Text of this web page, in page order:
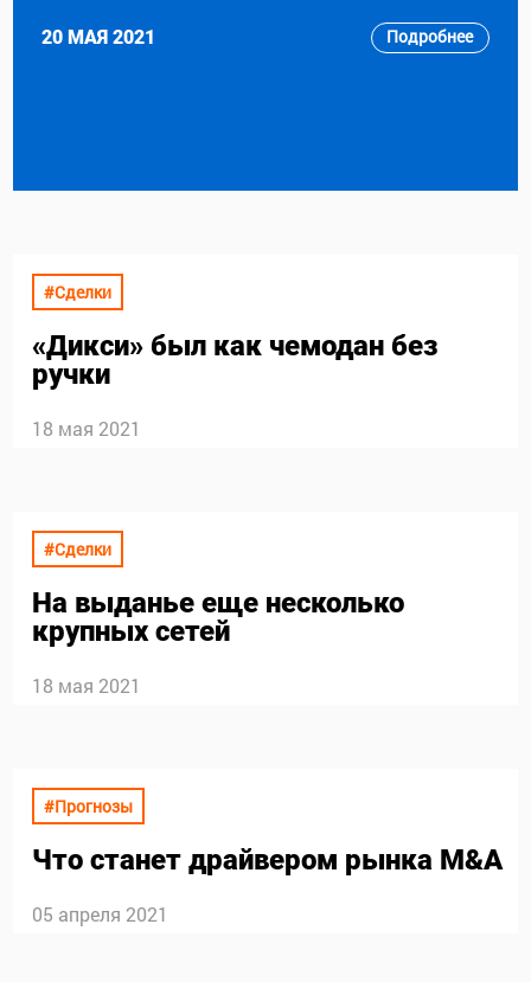
20 МАЯ 2021 Подробнее
#Сделки
«Дикси» был как чемодан без
ручки
18 мая 2021
#Сделки
На выданье еще несколько
крупных сетей
18 мая 2021
#Прогнозы
Что станет драйвером рынка M&A
05 апреля 2021